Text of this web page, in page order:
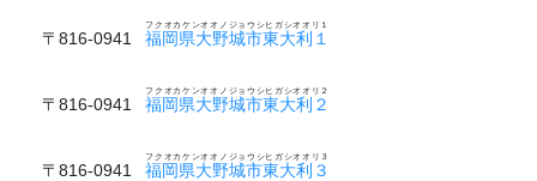
〒816-0941 福岡県大野城市東大利１
フクオカケンオオノジョウシヒガシオオリ１
〒816-0941 福岡県大野城市東大利２
フクオカケンオオノジョウシヒガシオオリ２
〒816-0941 福岡県大野城市東大利３
フクオカケンオオノジョウシヒガシオオリ３